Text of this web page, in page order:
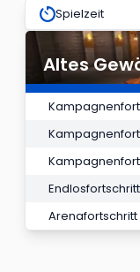
Spielzeit
Altes
Endlosfortschritt
Arenafortschritt